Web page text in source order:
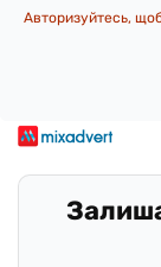
Авторизуйтесь,